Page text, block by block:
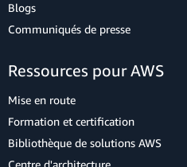
Blogs
Communiqués de presse
Ressources pour AWS
Mise en route
Formation et certification
Bibliothèque de solutions AWS
Centre d'architecture